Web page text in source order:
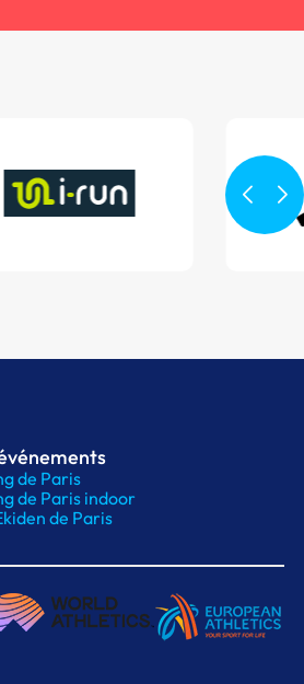
de Paris
de Paris indoor
de Paris